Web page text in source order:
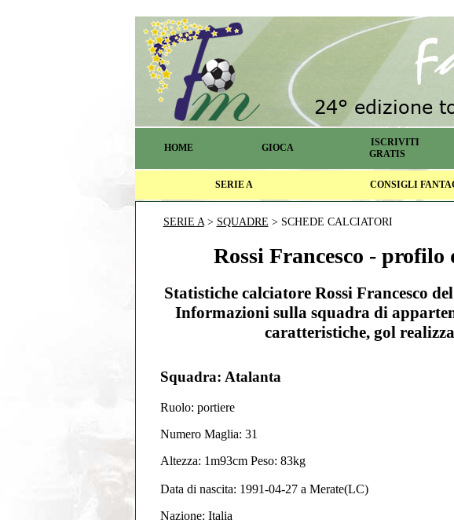
HOME GIOCA
ISCRIVITI
GRATIS
SERIE A CONSIGLI
SERIE A> SQUADRE > SCHEDE CALCIATORI
Rossi Francesco - profilo
Statistiche calciatore Rossi Francesco
Informazioni sulla squadra di
caratteristiche, gol
Squadra: Atalanta
Ruolo: portiere
Numero Maglia: 31
Altezza: 1m93cm Peso: 83kg
Data di nascita: 1991-04-27 a Merate(LC)
Nazione: Italia